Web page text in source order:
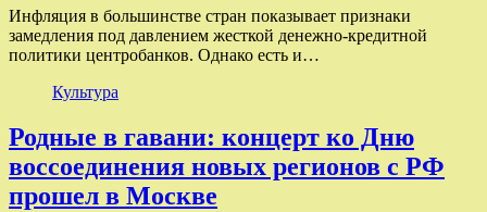
Инфляция в большинстве стран показывает признаки
замедления под давлением жесткой денежно-кредитной
политики центробанков. Однако есть и…
Культура
Родные в гавани: концерт ко Дню
воссоединения новых регионов с РФ
прошел в Москве